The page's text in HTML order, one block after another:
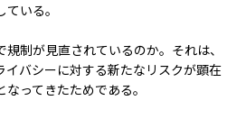
いる。
制が見直されているのか。それは、
イバシーに対する新たなリスクが顕在
ってきたためである。